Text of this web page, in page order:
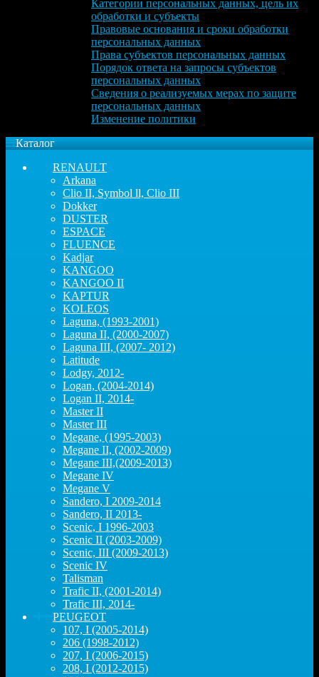
Категории персональных данных, цель их
обработки и субъекты
Правовые основания и сроки обработки
персональных данных
Права субъектов персональных данных
Порядок ответа на запросы субъектов
персональных данных
Сведения о реализуемых мерах по защите
персональных данных
Изменение политики
Каталог
RENAULT
Arkana
Clio II, Symbol ll, Clio III
Dokker
DUSTER
ESPACE
FLUENCE
Kadjar
KANGOO
KANGOO II
KAPTUR
KOLEOS
Laguna, (1993-2001)
Laguna II, (2000-2007)
Laguna III, (2007- 2012)
Latitude
Lodgy, 2012-
Logan, (2004-2014)
Logan II, 2014-
Master II
Master III
Megane, (1995-2003)
Megane II, (2002-2009)
Megane III,(2009-2013)
Megane IV
Megane V
Sandero, I 2009-2014
Sandero, II 2013-
Scenic, I 1996-2003
Scenic II (2003-2009)
Scenic, III (2009-2013)
Scenic IV
Talisman
Trafic II, (2001-2014)
Trafic III, 2014-
PEUGEOT
107, I (2005-2014)
206 (1998-2012)
207, I (2006-2015)
208, I (2012-2015)